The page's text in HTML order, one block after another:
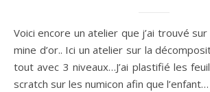
Voici encore un atelier que j’ai trouvé sur twinkl .. une vraie
mine d’or.. Ici un atelier sur la
tout avec 3 niveaux…J’ai plastifié les
scratch sur les numicon afin que l’enfant…